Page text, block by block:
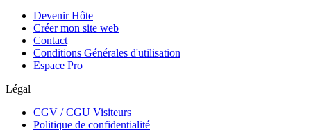
Devenir Hôte
Créer mon site web
Contact
Conditions Générales d'utilisation
Espace Pro
Légal
CGV / CGU Visiteurs
Politique de confidentialité